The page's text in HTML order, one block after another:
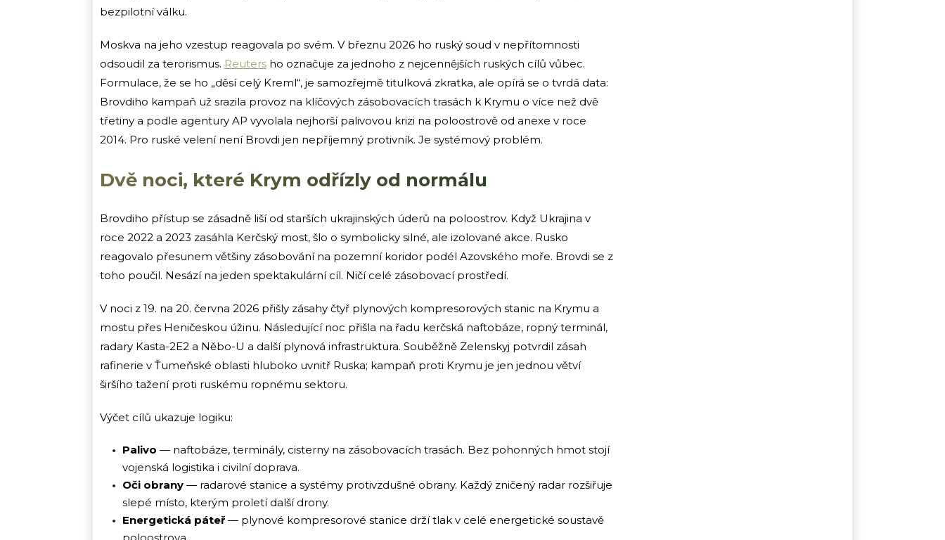
bezpilotní válku.
Moskva na jeho vzestup reagovala po svém. V březnu 2026 ho ruský soud v nepřítomnosti
odsoudil za terorismus. Reuters ho označuje za jednoho z nejcennějších ruských cílů vůbec.
Formulace, že se ho „děsí celý Kreml“, je samozřejmě titulková zkratka, ale opírá se o tvrdá data:
Brovdiho kampaň už srazila provoz na klíčových zásobovacích trasách k Krymu o více než dvě
třetiny a podle agentury AP vyvolala nejhorší palivovou krizi na poloostrově od anexe v roce
2014. Pro ruské velení není Brovdi jen nepříjemný protivník. Je systémový problém.
Dvě noci, které Krym odřízly od normálu
Brovdiho přístup se zásadně liší od starších ukrajinských úderů na poloostrov. Když Ukrajina v
roce 2022 a 2023 zasáhla Kerčský most, šlo o symbolicky silné, ale izolované akce. Rusko
reagovalo přesunem většiny zásobování na pozemní koridor podél Azovského moře. Brovdi se z
toho poučil. Nesází na jeden spektakulární cíl. Ničí celé zásobovací prostředí.
V noci z 19. na 20. června 2026 přišly zásahy čtyř plynových kompresorových stanic na Krymu a
mostu přes Heničeskou úžinu. Následující noc přišla na řadu kerčská naftobáze, ropný terminál,
radary Kasta-2E2 a Něbo-U a další plynová infrastruktura. Souběžně Zelenskyj potvrdil zásah
rafinerie v Ťumeňské oblasti hluboko uvnitř Ruska; kampaň proti Krymu je jen jednou větví
širšího tažení proti ruskému ropnému sektoru.
Výčet cílů ukazuje logiku:
Palivo — naftobáze, terminály, cisterny na zásobovacích trasách. Bez pohonných hmot stojí
vojenská logistika i civilní doprava.
Oči obrany — radarové stanice a systémy protivzdušné obrany. Každý zničený radar rozšiřuje
slepé místo, kterým proletí další drony.
Energetická páteř— plynové kompresorové stanice drží tlak v celé energetické soustavě